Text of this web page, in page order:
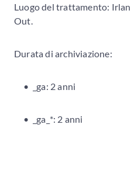
Luogo del trattamento:
Out.
Durata di archiviazione:
_ga: 2 anni
_ga_*: 2 anni